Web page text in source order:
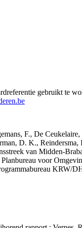
gebruikt te
F., De
D. K.,
van Midden-
voor
KRW/